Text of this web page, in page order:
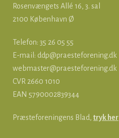
Rosenvængets Allé 16, 3. sal
2100 København Ø
Telefon: 35 26 05 55
E-mail: ddp@praesteforening.dk
webmaster@praesteforening.dk
CVR 2660 1010
EAN 5790002839344
Præsteforeningens Blad, tryk her